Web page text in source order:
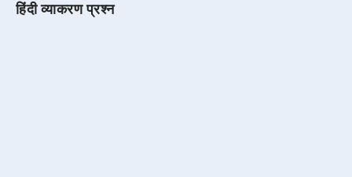
हिंदी व्याकरण प्रश्न